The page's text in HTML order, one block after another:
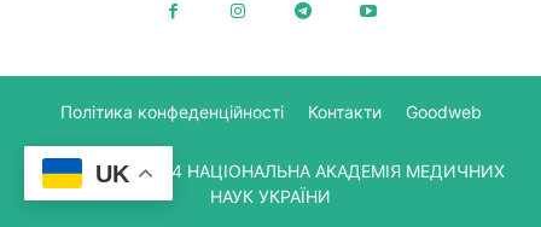
Політика конфеденційності Контакти Goodweb
© Copyright 2024 НАЦІОНАЛЬНА АКАДЕМІЯ МЕДИЧНИХ
НАУК УКРАЇНИ
UK